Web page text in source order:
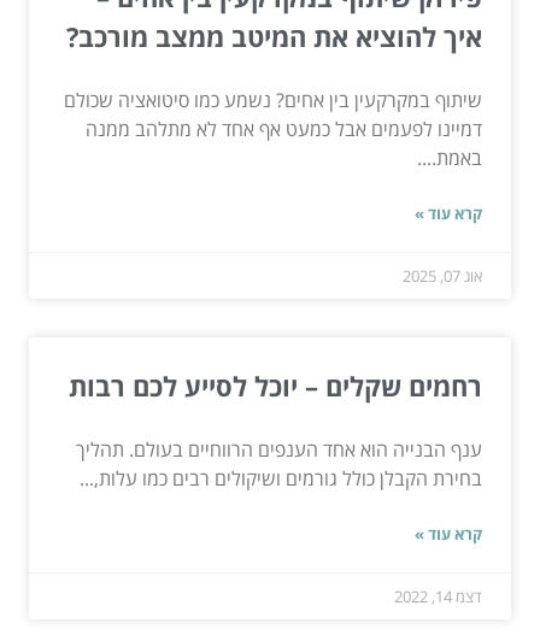
איך להוציא את המיטב ממצב מורכב?
שיתוף במקרקעין בין אחים? נשמע כמו סיטואציה שכולם
דמיינו לפעמים אבל כמעט אף אחד לא מתלהב ממנה
באמת....
קרא עוד »
אוג 07, 2025
רחמים שקלים – יוכל לסייע לכם רבות
ענף הבנייה הוא אחד הענפים הרווחיים בעולם. תהליך
בחירת הקבלן כולל גורמים ושיקולים רבים כמו עלות,...
קרא עוד »
דצמ 14, 2022